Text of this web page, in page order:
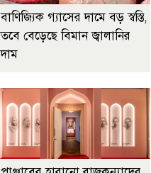
বাণিজ্যিক গ্যাসের দামে বড় স্বস্তি,
তবে বেড়েছে বিমান জ্বালানির
দাম